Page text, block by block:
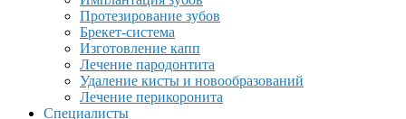
Протезирование зубов
Брекет-система
Изготовление капп
Лечение пародонтита
Удаление кисты и новообразований
Лечение перикоронита
Специалисты